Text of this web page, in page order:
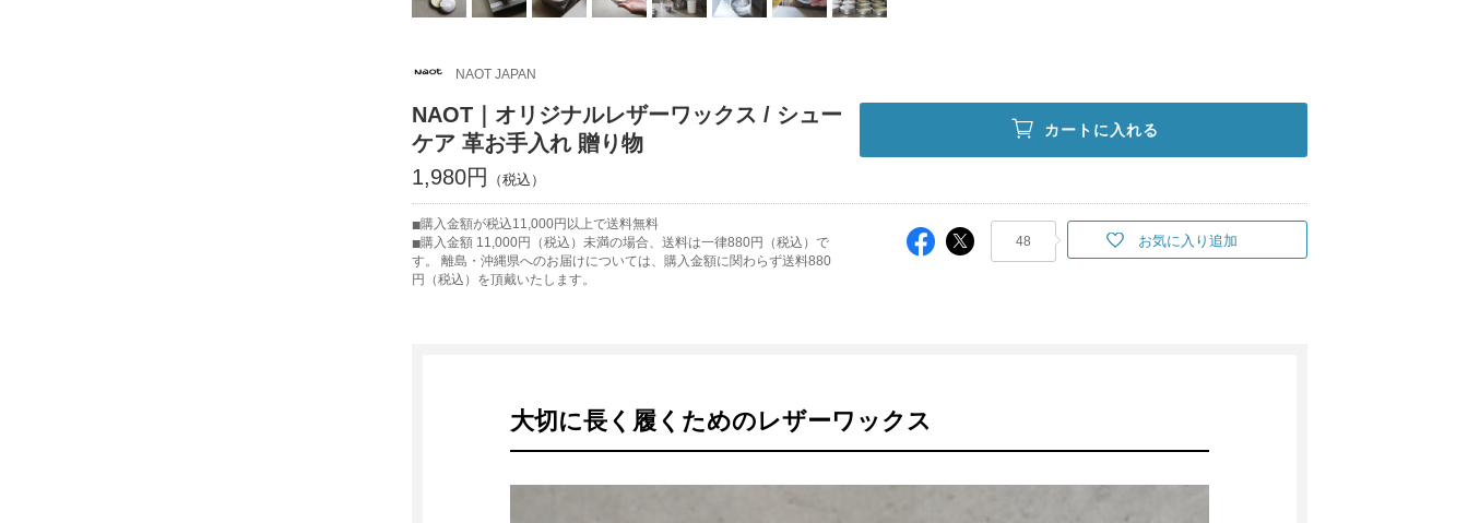
NAOT JAPAN
NAOT｜オリジナルレザーワックス / シュー
ケア 革お手入れ 贈り物
1,980円
カートに入れる
購入金額が税込11,000円以上で送料無料
購入金額 11,000円（税込）未満の場合、送料は一律880円（税込）で
す。 離島・沖縄県へのお届けについては、購入金額に関わらず送料880
円（税込）を頂戴いたします。
48 お気に入り追加
大切に長く履くためのレザーワックス